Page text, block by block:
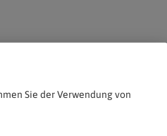
Sie der Verwendung von